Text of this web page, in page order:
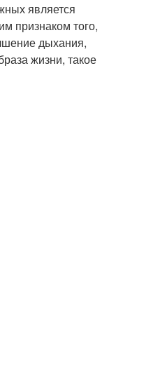
является
признаком того,
дыхания,
жизни, такое